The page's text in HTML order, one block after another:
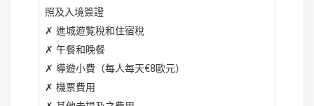
照及入境簽證
✗ 進城遊覧稅和住宿稅
✗ 午餐和晚餐
✗ 導遊小費（每人每天€8歐元）
✗ 機票費用